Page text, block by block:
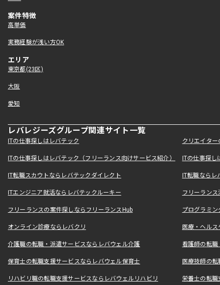
案件特徴
高単価
実務経験が浅い方OK
エリア
東京都(23区)
大阪
愛知
レバレジーズグループ関連サイト一覧
ITの仕事探しはレバテック クリエイタ
ITの仕事探しはレバテック（フリーランス向けサービス紹介） ITの仕事探
IT転職スカウトならレバテックダイレクト IT転職なら
ITエンジニア就活ならレバテックルーキー フリーラン
フリーランスの案件探しならフリーランスHub プログラミ
オンライン診療ならレバクリ 医療・ヘル
介護職の転職・派遣サービスならレバウェル介護 看護師の転
保育士の転職支援サービスならレバウェル保育士 医療技師の
リハビリ職の転職支援サービスならレバウェルリハビリ 栄養士の転